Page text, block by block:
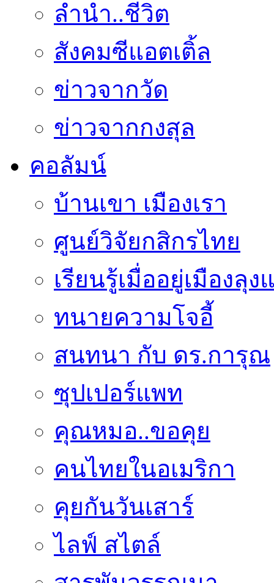
ลำนำ..ชีวิต
สังคมซีแอตเติ้ล
ข่าวจากวัด
ข่าวจากกงสุล
คอลัมน์
บ้านเขา เมืองเรา
ศูนย์วิจัยกสิกรไทย
เรียนรู้เมื่ออยู่เมืองลุง
ทนายความโจอี้
สนทนา กับ ดร.การุณ
ซุปเปอร์แพท
คุณหมอ..ขอคุย
คนไทยในอเมริกา
คุยกันวันเสาร์
ไลฟ์ สไตล์